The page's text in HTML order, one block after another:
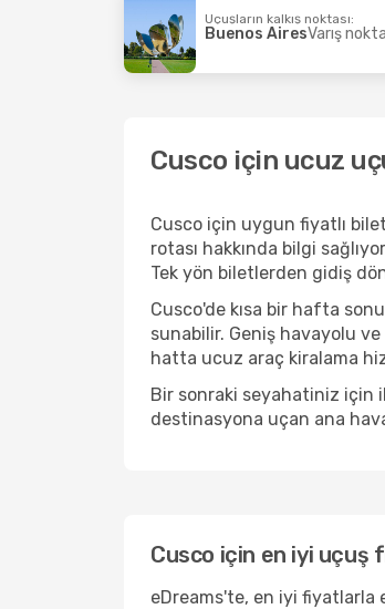
Uçuşların kalkış noktası:
Buenos AiresVarış
Cusco için ucuz
Cusco için uygun fiyatlı
rotası hakkında bilgi
Tek yön biletlerden gidiş
Cusco'de kısa bir hafta
sunabilir. Geniş havayolu
hatta ucuz araç kiralama
Bir sonraki seyahatiniz için
destinasyona uçan ana
Cusco için en iyi uçuş
eDreams'te, en iyi fiyatlarla